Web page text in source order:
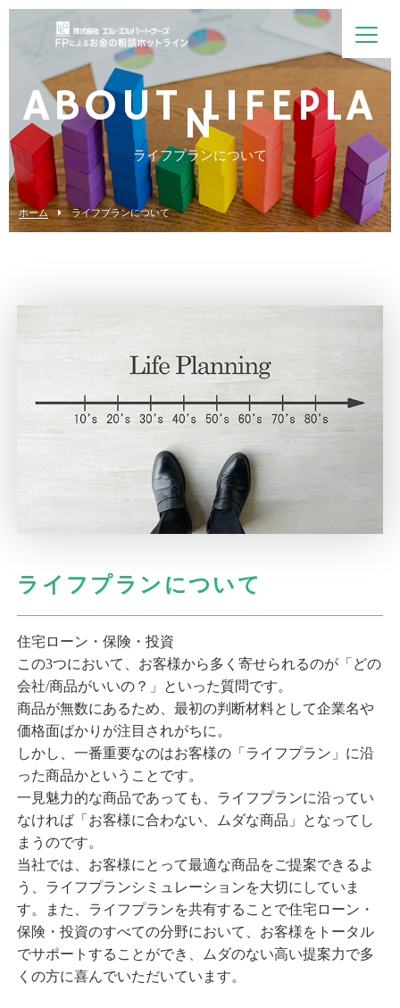
ABOUT LIFEPLA
N
ライフプランについて
ホーム ライフプランについて
ライフプランについて
住宅ローン・保険・投資
この3つにおいて、お客様から多く寄せられるのが「どの
会社/商品がいいの？」といった質問です。
商品が無数にあるため、最初の判断材料として企業名や
価格面ばかりが注目されがちに。
しかし、一番重要なのはお客様の「ライフプラン」に沿
った商品かということです。
一見魅力的な商品であっても、ライフプランに沿ってい
なければ「お客様に合わない、ムダな商品」となってし
まうのです。
当社では、お客様にとって最適な商品をご提案できるよ
う、ライフプランシミュレーションを大切にしていま
す。また、ライフプランを共有することで住宅ローン・
保険・投資のすべての分野において、お客様をトータル
でサポートすることができ、ムダのない高い提案力で多
くの方に喜んでいただいています。